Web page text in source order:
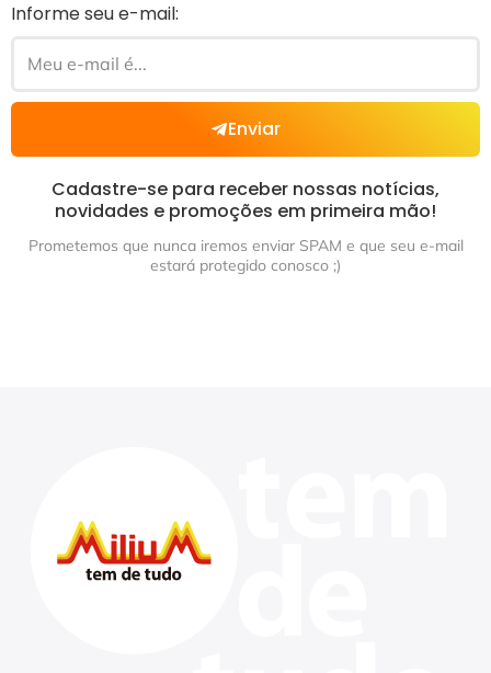
Informe seu e-mail:
Enviar
Cadastre-se para receber nossas notícias,
novidades e promoções em primeira mão!
Prometemos que nunca iremos enviar SPAM e que seu e-mail
estará protegido conosco ;)